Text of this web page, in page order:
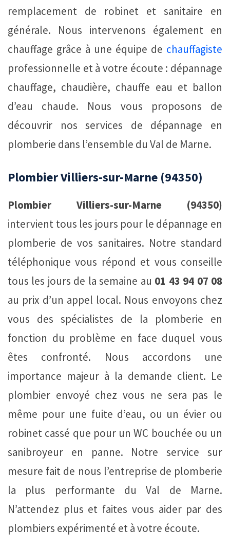
remplacement de robinet et sanitaire en
générale. Nous intervenons également en
chauffage grâce à une équipe de chauffagiste
professionnelle et à votre écoute : dépannage
chauffage, chaudière, chauffe eau et ballon
d’eau chaude. Nous vous proposons de
découvrir nos services de dépannage en
plomberie dans l’ensemble du Val de Marne.
Plombier Villiers-sur-Marne (94350)
Plombier Villiers-sur-Marne (94350)
intervient tous les jours pour le dépannage en
plomberie de vos sanitaires. Notre standard
téléphonique vous répond et vous conseille
tous les jours de la semaine au 01 43 94 07 08
au prix d’un appel local. Nous envoyons chez
vous des spécialistes de la plomberie en
fonction du problème en face duquel vous
êtes confronté. Nous accordons une
importance majeur à la demande client. Le
plombier envoyé chez vous ne sera pas le
même pour une fuite d’eau, ou un évier ou
robinet cassé que pour un WC bouchée ou un
sanibroyeur en panne. Notre service sur
mesure fait de nous l’entreprise de plomberie
la plus performante du Val de Marne.
N’attendez plus et faites vous aider par des
plombiers expérimenté et à votre écoute.